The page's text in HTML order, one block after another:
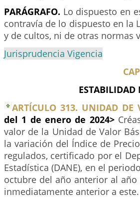
PARÁGRAFO. Lo dispuesto en
contravía de lo dispuesto en la
y de cultos, ni de otras normas
Jurisprudencia Vigencia
ESTABILIDAD
ARTÍCULO 313. UNIDAD DE
del 1 de enero de 2024>
valor de la Unidad de Valor
la variación del Índice de
regulados, certificado por el
Estadística (DANE), en el
octubre del año anterior al
inmediatamente anterior a este.